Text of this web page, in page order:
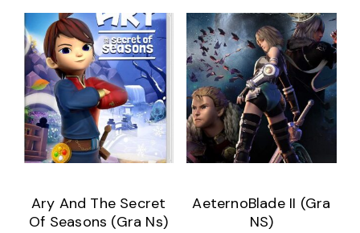
Ary And The Secret
Of Seasons (Gra Ns)
AeternoBlade II (Gra
NS)